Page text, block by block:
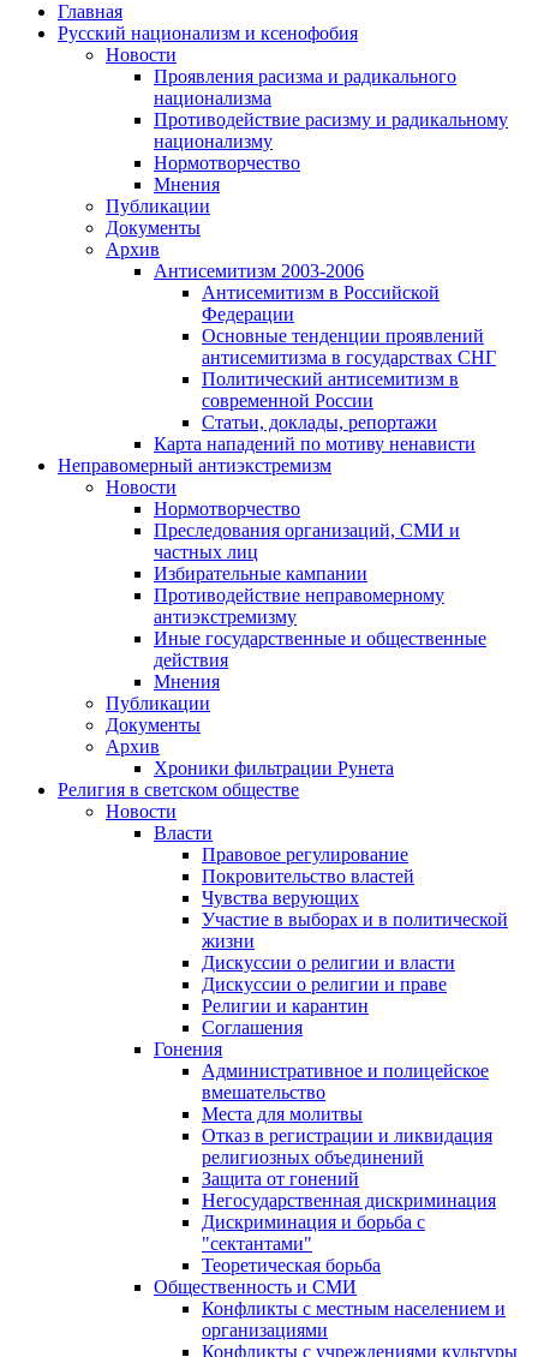
Главная
Русский национализм и ксенофобия
Новости
Проявления расизма и радикального
национализма
Противодействие расизму и радикальному
национализму
Нормотворчество
Мнения
Публикации
Документы
Архив
Антисемитизм 2003-2006
Антисемитизм в Российской
Федерации
Основные тенденции проявлений
антисемитизма в государствах СНГ
Политический антисемитизм в
современной России
Статьи, доклады, репортажи
Карта нападений по мотиву ненависти
Неправомерный антиэкстремизм
Новости
Нормотворчество
Преследования организаций, СМИ и
частных лиц
Избирательные кампании
Противодействие неправомерному
антиэкстремизму
Иные государственные и общественные
действия
Мнения
Публикации
Документы
Архив
Хроники фильтрации Рунета
Религия в светском обществе
Новости
Власти
Правовое регулирование
Покровительство властей
Чувства верующих
Участие в выборах и в политической
жизни
Дискуссии о религии и власти
Дискуссии о религии и праве
Религии и карантин
Соглашения
Гонения
Административное и полицейское
вмешательство
Места для молитвы
Отказ в регистрации и ликвидация
религиозных объединений
Защита от гонений
Негосударственная дискриминация
Дискриминация и борьба с
"сектантами"
Теоретическая борьба
Общественность и СМИ
Конфликты с местным населением и
организациями
Конфликты с учреждениями культуры